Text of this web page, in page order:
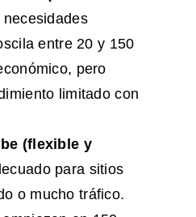
necesidades
entre 20 y 150
pero
limitado con
(flexible y
para sitios
o mucho tráfico.